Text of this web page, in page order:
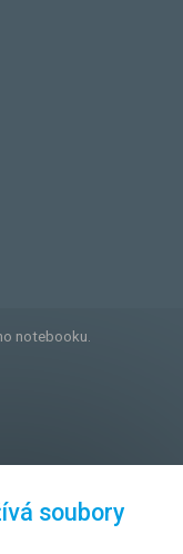
notebooku.
soubory